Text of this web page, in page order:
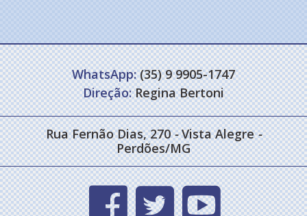
WhatsApp:(35) 9 9905-1747
Direção:Regina Bertoni
Rua Fernão Dias, 270- Vista Alegre-
Perdões/MG